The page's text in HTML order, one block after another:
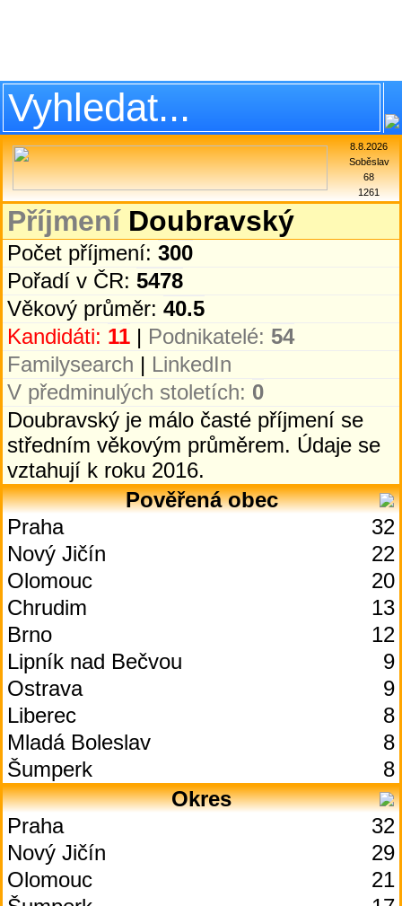
8.8.2026
Soběslav
68
1261
PříjmeníDoubravský
Počet příjmení: 300
Pořadí v ČR: 5478
Věkový průměr: 40.5
Kandidáti: 11 | Podnikatelé: 54
Familysearch | LinkedIn
V předminulých stoletích: 0
Doubravský je málo časté příjmení se
středním věkovým průměrem. Údaje se
vztahují k roku 2016.
Pověřená obec
Praha
32
Nový Jičín
22
Olomouc
20
Chrudim
13
Brno
12
Lipník nad Bečvou
9
Ostrava
9
Liberec
8
Mladá Boleslav
8
Šumperk
8
Okres
Praha
32
Nový Jičín
29
Olomouc
21